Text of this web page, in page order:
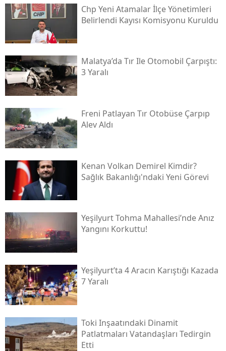
Chp Yeni Atamalar İlçe Yönetimleri
Belirlendi Kayısı Komisyonu Kuruldu
Malatya’da Tır Ile Otomobil Çarpıştı:
3 Yaralı
Freni Patlayan Tır Otobüse Çarpıp
Alev Aldı
Kenan Volkan Demirel Kimdir?
Sağlık Bakanlığı'ndaki Yeni Görevi
Yeşilyurt Tohma Mahallesi’nde Anız
Yangını Korkuttu!
Yeşilyurt’ta 4 Aracın Karıştığı Kazada
7 Yaralı
Toki̇ Inşaatındaki Dinamit
Patlatmaları Vatandaşları Tedirgin
Etti